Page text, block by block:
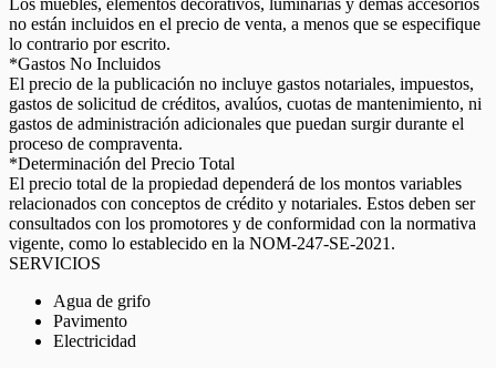
Los muebles, elementos decorativos, luminarias y demás accesorios
no están incluidos en el precio de venta, a menos que se especifique
lo contrario por escrito.
*Gastos No Incluidos
El precio de la publicación no incluye gastos notariales, impuestos,
gastos de solicitud de créditos, avalúos, cuotas de mantenimiento, ni
gastos de administración adicionales que puedan surgir durante el
proceso de compraventa.
*Determinación del Precio Total
El precio total de la propiedad dependerá de los montos variables
relacionados con conceptos de crédito y notariales. Estos deben ser
consultados con los promotores y de conformidad con la normativa
vigente, como lo establecido en la NOM-247-SE-2021.
SERVICIOS
Agua de grifo
Pavimento
Electricidad